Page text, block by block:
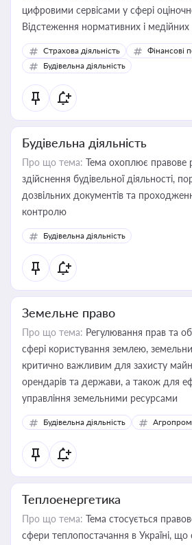
цифровими сервісами у сфері
Відстеження нормативних і медійних
корисне для власника бізнесу,
бухгалтера під час оподаткування,
державного майна, корпоративних
статусу суб'єктів оціночної діяльності
Страхова діяльність
Фінансові
Будівельна діяльність
Будівельна діяльність
Про що тема: Тема охоплює правове
здійснення будівельної діяльності,
дозвільних документів та
контролю
Будівельна діяльність
Земельне право
Про що тема: Регулювання прав та
сфері користування землею,
критично важливим для захисту
орендарів та держави, а також для
управління земельними ресурсами
Будівельна діяльність
Теплоенергетика
Про що тема: Тема стосується
сфери теплопостачання в Україні,